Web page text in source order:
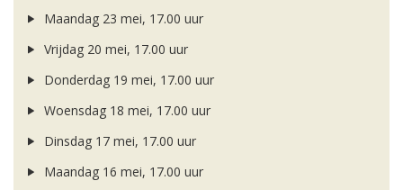
Maandag 23 mei, 17.00 uur
Vrijdag 20 mei, 17.00 uur
Donderdag 19 mei, 17.00 uur
Woensdag 18 mei, 17.00 uur
Dinsdag 17 mei, 17.00 uur
Maandag 16 mei, 17.00 uur